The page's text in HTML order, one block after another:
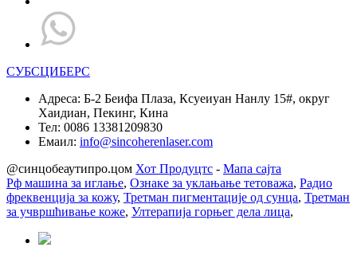
СУБСЦИБЕРС
Адреса: Б-2 Беифа Плаза, Ксуеиуан Нанлу 15#, округ
Хаидиан, Пекинг, Кина
Тел: 0086 13381209830
Емаил: info@sincoherenlaser.com
@синцобеаутипро.цом Хот Продуцтс - Мапа сајта
Рф машина за иглање, Ознаке за уклањање тетоважа, Радио
фреквенција за кожу, Третман пигментације од сунца, Третман
за учвршћивање коже, Ултерапија горњег дела лица,